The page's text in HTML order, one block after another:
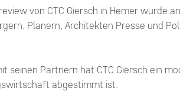
von CTC Giersch in Hemer wurde
Planern, Architekten Presse und
seinen Partnern hat CTC Giersch ein
abgestimmt ist.